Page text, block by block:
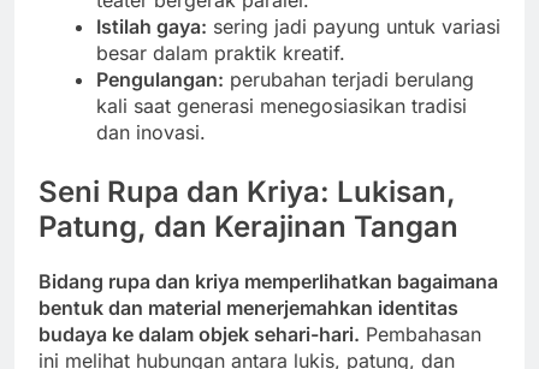
Istilah gaya: sering jadi payung untuk variasi
besar dalam praktik kreatif.
Pengulangan: perubahan terjadi berulang
kali saat generasi menegosiasikan tradisi
dan inovasi.
Seni Rupa dan Kriya: Lukisan,
Patung, dan Kerajinan Tangan
Bidang rupa dan kriya memperlihatkan bagaimana
bentuk dan material menerjemahkan identitas
budaya ke dalam objek sehari-hari. Pembahasan
ini melihat hubungan antara lukis, patung, dan